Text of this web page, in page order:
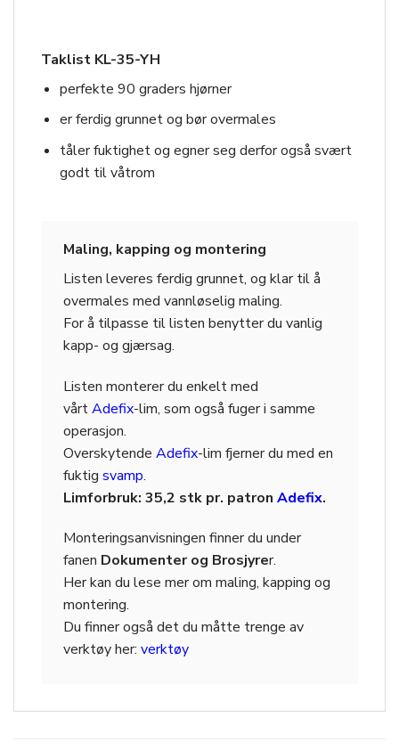
Taklist KL-35-YH
perfekte 90 graders hjørner
er ferdig grunnet og bør overmales
tåler fuktighet og egner seg derfor også svært
godt til våtrom
Maling, kapping og montering
Listen leveres ferdig grunnet, og klar til å
overmales med vannløselig maling.
For å tilpasse til listen benytter du vanlig
kapp- og gjærsag.
Listen monterer du enkelt med
vårtAdefix-lim, som også fuger i samme
operasjon.
Overskytende Adefix-lim fjerner du med en
fuktig svamp.
Limforbruk: 35,2 stk pr. patron Adefix.
Monteringsanvisningen finner du under
fanen Dokumenter og Brosjyrer.
Her kan du lese mer om maling, kapping og
montering.
Du finner også det du måtte trenge av
verktøy her: verktøy